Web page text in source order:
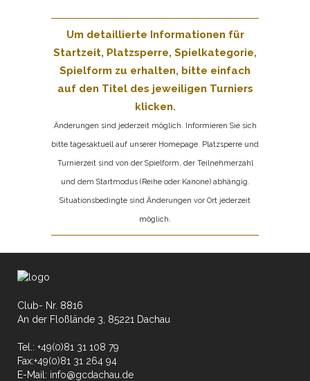
Um detaillierte Informationen für
Startzeit, Platzsperre, Spielkategorie,
Spielform zu erhalten, bitte einfach
auf den Titel des jeweiligen Turniers
klicken.
Änderungen sind jederzeit möglich. Informieren Sie sich
bitte tagesaktuell auf unserer Homepage. Platzsperre und
Turnierzeit sind von der Spielform, der Teilnehmerzahl
und dem Startmodus (Reihe oder Kanone) abhängig.
Situationsbedingte sind Änderungen vor Ort jederzeit
möglich.
Club- Nr. 8816
An der Floßlände 3, 85221 Dachau
Tel.: +49(0)81 31 108 79
Fax:+49(0)81 31 264 94
E-Mail: info@gcdachau.de